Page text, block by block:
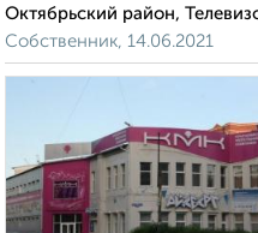
Октябрьский район,
Собственник, 14.06.2021